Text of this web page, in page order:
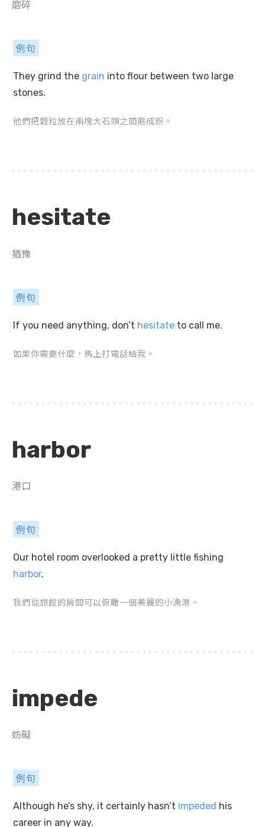
磨碎
例句
They grind the grain into flour between two large
stones.
他們把穀粒放在兩塊大石頭之間磨成粉。
hesitate
猶豫
例句
If you need anything, don’t hesitate to call me.
如果你需要什麼，馬上打電話給我。
harbor
港口
例句
Our hotel room overlooked a pretty little fishing
harbor.
我們從旅館的房間可以俯瞰一個美麗的小漁港。
impede
妨礙
例句
Although he’s shy, it certainly hasn’t impeded his
career in any way.